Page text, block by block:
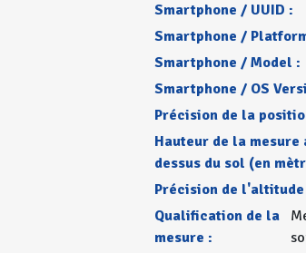
Smartphone / UUID :
Smartphone /
Smartphone / Model :
Smartphone / OS
Précision de la
Hauteur de la mesure
dessus du sol (en
Précision de l'altitude
Qualification de la
mesure :